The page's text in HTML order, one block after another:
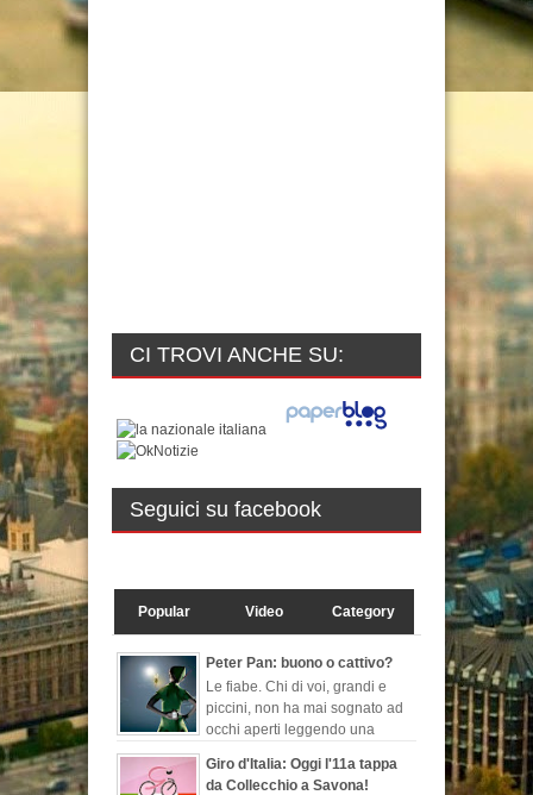
CI TROVI ANCHE SU:
Seguici su facebook
Popular Video Category
Peter Pan: buono o cattivo?
Le fiabe. Chi di voi, grandi e
piccini, non ha mai sognato ad
occhi aperti leggendo una
evadere dalla realtà, ch...
Giro d'Italia: Oggi l'11a tappa
da Collecchio a Savona!